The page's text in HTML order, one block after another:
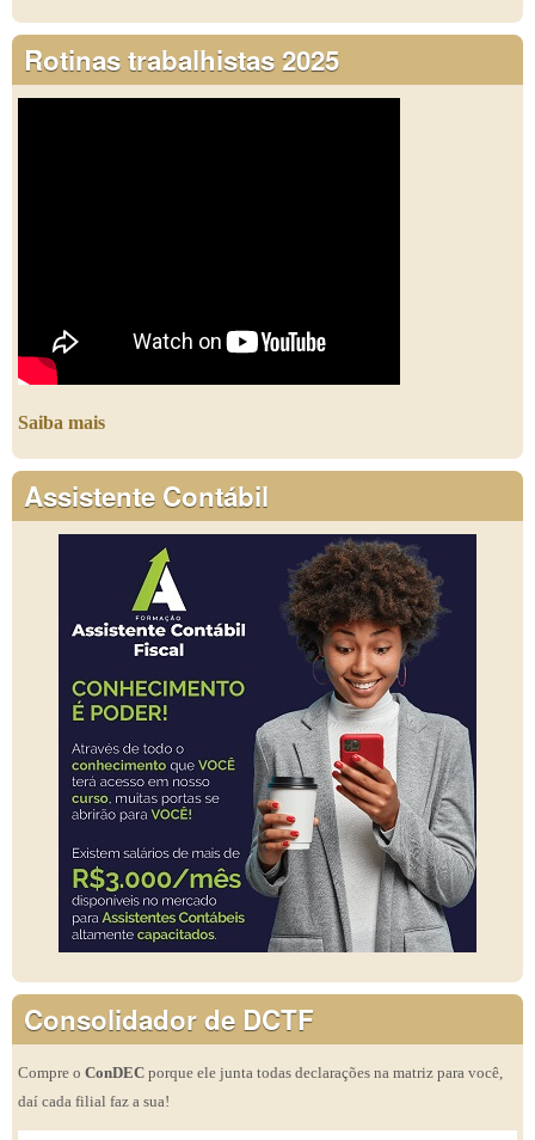
Rotinas trabalhistas 2025
Saiba mais
Assistente Contábil
Consolidador de DCTF
Compre o ConDEC porque ele junta todas declarações na matriz para você,
daí cada filial faz a sua!